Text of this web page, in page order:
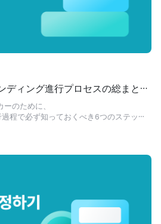
ィング進行プロセスの総まとめ
精算まで
のために、
程で必ず知っておくべき6つのステップ